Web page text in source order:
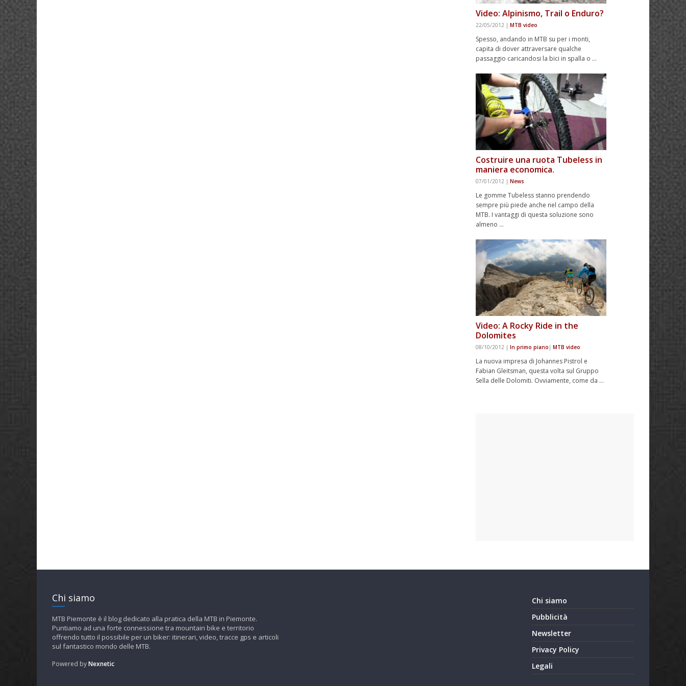
Video: Alpinismo, Trail o Enduro?
22/05/2012 | MTB video
Spesso, andando in MTB su per i monti,
capita di dover attraversare qualche
passaggio caricandosi la bici in spalla o …
Costruire una ruota Tubeless in
maniera economica.
07/01/2012 | News
Le gomme Tubeless stanno prendendo
sempre più piede anche nel campo della
MTB. I vantaggi di questa soluzione sono
almeno …
Video: A Rocky Ride in the
Dolomites
08/10/2012 | In primo piano | MTB video
La nuova impresa di Johannes Pistrol e
Fabian Gleitsman, questa volta sul Gruppo
Sella delle Dolomiti. Ovviamente, come da …
Chi siamo
MTB Piemonte è il blog dedicato alla pratica della MTB in Piemonte.
Puntiamo ad una forte connessione tra mountain bike e territorio
offrendo tutto il possibile per un biker: itinerari, video, tracce gps e articoli
sul fantastico mondo delle MTB.
Powered byNexnetic
Chi siamo
Pubblicità
Newsletter
Privacy Policy
Legali